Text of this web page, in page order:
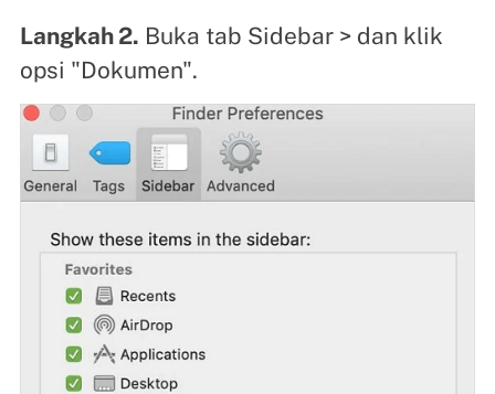
Langkah 2. Buka tab Sidebar > dan klik
opsi "Dokumen".